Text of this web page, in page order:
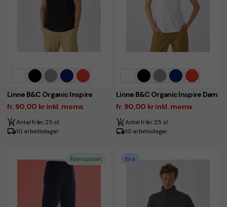
Linne B&C Organic Inspire
fr. 90,00 kr inkl. moms
Antal från: 25 st
10 arbetsdagar
Linne B&C Organic Inspire Dam
fr. 90,00 kr inkl. moms
Antal från: 25 st
10 arbetsdagar
Återvunnet Bra